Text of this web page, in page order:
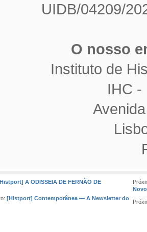
UIDB/04209/
O nosso
Instituto de
IHC -
A ODISSEIA DE FERNÃO DE
[Histport] Contemporânea — A Newsletter do